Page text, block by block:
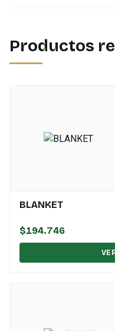
Productos
BLANKET
$194.746